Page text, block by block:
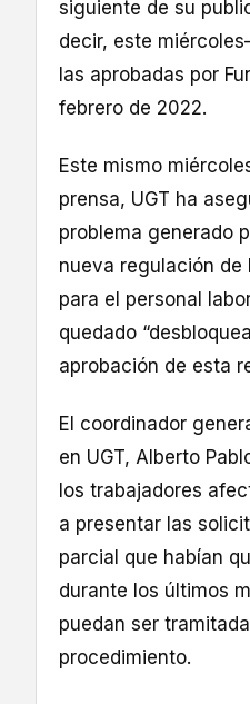
siguiente de su
decir, este
las aprobadas por
febrero de 2022.
Este mismo
prensa, UGT ha
problema generado
nueva regulación de
para el personal
quedado
aprobación de esta
El coordinador
en UGT, Alberto
los trabajadores
a presentar las
parcial que habían
durante los últimos
puedan ser
procedimiento.